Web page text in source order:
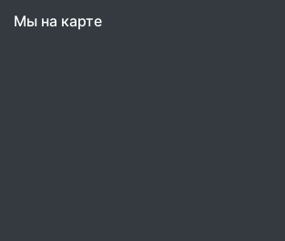
Мы на карте